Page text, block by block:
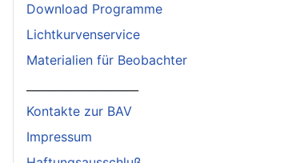
Download Programme
Lichtkurvenservice
Materialien für Beobachter
Kontakte zur BAV
Impressum